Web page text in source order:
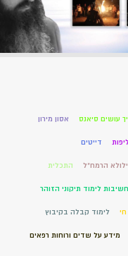
עושים סיאנס אסון מירון
דייטים
הרמח"ל התכלית
חשיבות לימוד תיקוני הזוהר
לימוד קבלה בקיבוץ
מידע על שדים ורוחות רפאים